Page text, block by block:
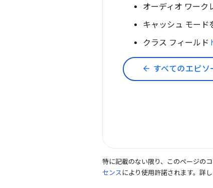
オーディオ ワーク
キャッシュ モード
クラス フィールド
arrow_back すべてのエピソ
特に記載のない限り、このページの
センスにより使用許諾されます。詳し